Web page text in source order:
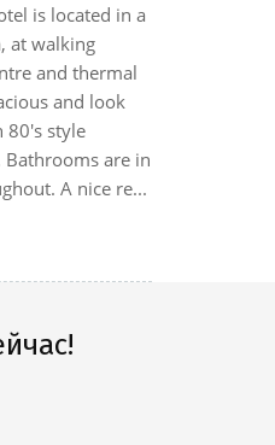
is located in a
at walking
and thermal
and look
80's style
are in
A nice re...